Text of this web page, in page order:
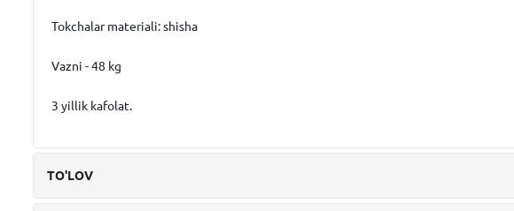
Tokchalar materiali: shisha
Vazni - 48 kg
3 yillik kafolat.
TO'LOV